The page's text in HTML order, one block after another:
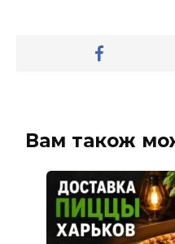
Вам також